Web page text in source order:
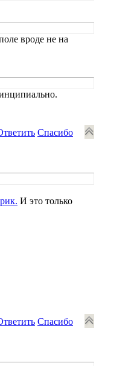
вроде не на
Спасибо
И это только
Спасибо